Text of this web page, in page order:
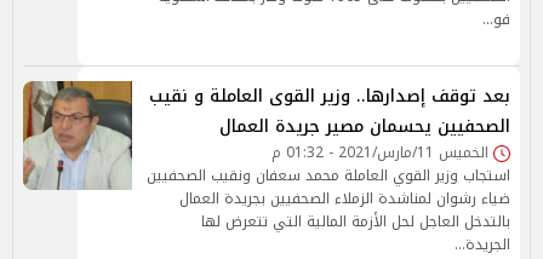
فو…
بعد توقف إصدارها.. وزير القوى العاملة و نقيب
الصحفيين يحسمان مصير جريدة العمال
الخميس 11/مارس/2021 - 01:32 م
استجاب وزير القوي العاملة محمد سعفان ونقيب الصحفيين
ضياء رشوان لمناشدة الزملاء الصحفيين بجريدة العمال
بالتدخل العاجل لحل الأزمة المالية التي تتعرض لها
الجريدة…